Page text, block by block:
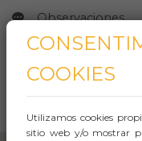
Observaciones
CÓMO LLEGAR
COOKIES
Utilizamos cookies
sitio web y/o mostrar